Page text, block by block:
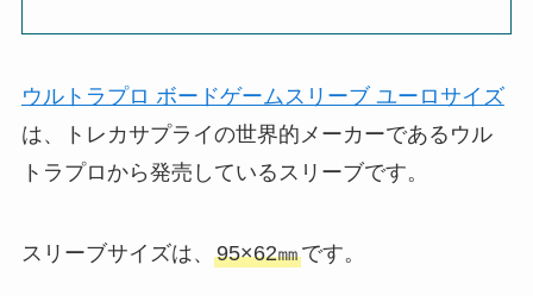
ウルトラプロ ボードゲームスリーブ ユーロサイズ
は、トレカサプライの世界的メーカーであるウル
トラプロから発売しているスリーブです。
スリーブサイズは、 95×62㎜です。